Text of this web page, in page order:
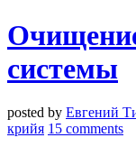
системы
posted by Евгений
крийя 15 comments